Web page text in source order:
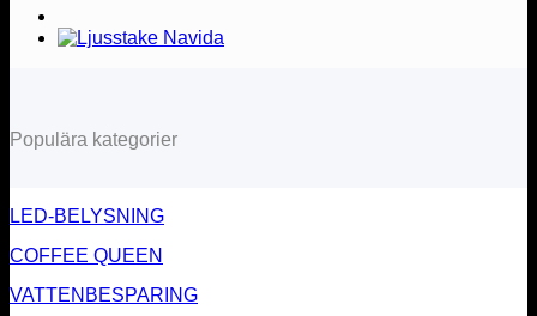
Populära kategorier
LED-BELYSNING
COFFEE QUEEN
VATTENBESPARING